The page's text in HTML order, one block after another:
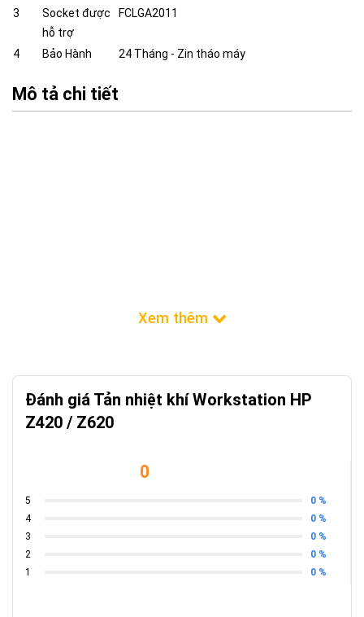
3
Socket được
hỗ trợ
FCLGA2011
4 Bảo Hành 24 Tháng - Zin tháo máy
Mô tả chi tiết
Đánh giá Tản nhiệt khí Workstation HP
Z420 / Z620
0
5
0 %
4
0 %
3
0 %
2
0 %
1
0 %